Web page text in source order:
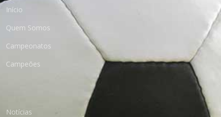
Início
Quem Somos
Campeonatos
Campeões
Notícias